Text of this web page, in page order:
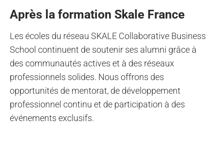
Après la formation Skale France
Les écoles du réseau SKALE Collaborative Business
School continuent de soutenir ses alumni grâce à
des communautés actives et à des réseaux
professionnels solides. Nous offrons des
opportunités de mentorat, de développement
professionnel continu et de participation à des
événements exclusifs.